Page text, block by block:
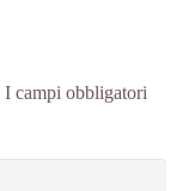
I campi obbligatori